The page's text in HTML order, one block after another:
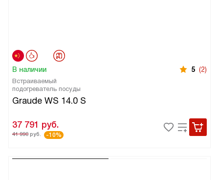
В наличии 5 (2)
Встраиваемый
подогреватель посуды
Graude WS 14.0 S
37 791 руб.
41 990 руб. -10%